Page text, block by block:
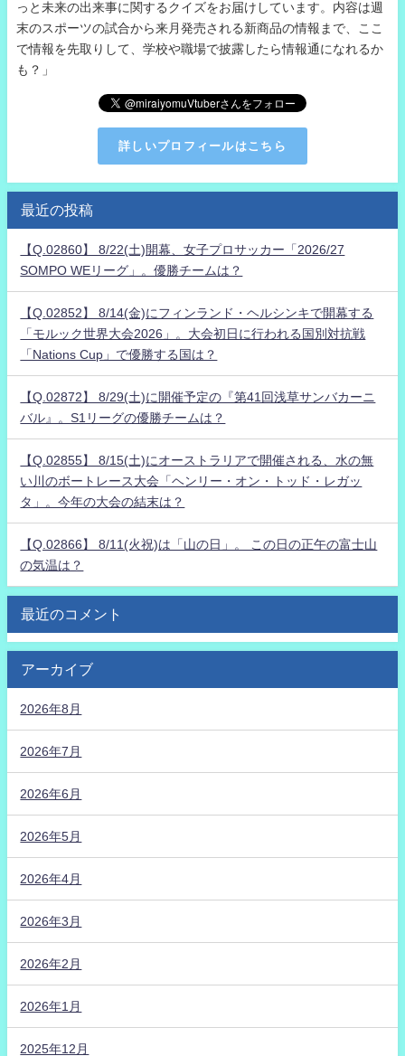
っと未来の出来事に関するクイズをお届けしています。内容は週
末のスポーツの試合から来月発売される新商品の情報まで、ここ
で情報を先取りして、学校や職場で披露したら情報通になれるか
も？」
詳しいプロフィールはこちら
最近の投稿
【Q.02860】 8/22(土)開幕、女子プロサッカー「2026/27
SOMPO WEリーグ」。優勝チームは？
【Q.02852】 8/14(金)にフィンランド・ヘルシンキで開幕する
「モルック世界大会2026」。大会初日に行われる国別対抗戦
「Nations Cup」で優勝する国は？
【Q.02872】 8/29(土)に開催予定の『第41回浅草サンバカーニ
バル』。S1リーグの優勝チームは？
【Q.02855】 8/15(土)にオーストラリアで開催される、水の無
い川のボートレース大会「ヘンリー・オン・トッド・レガッ
タ」。今年の大会の結末は？
【Q.02866】 8/11(火祝)は「山の日」。 この日の正午の富士山
の気温は？
最近のコメント
アーカイブ
2026年8月
2026年7月
2026年6月
2026年5月
2026年4月
2026年3月
2026年2月
2026年1月
2025年12月